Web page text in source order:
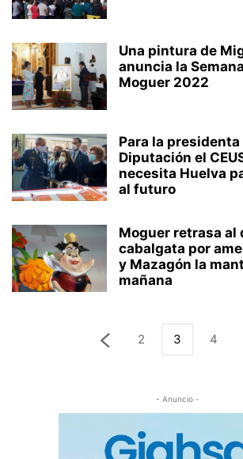
Una pintura de
anuncia la
Moguer 2022
Para la presidenta
Diputación el
necesita Huelva
al futuro
Moguer retrasa al
cabalgata por
y Mazagón la
mañana
2 3 4
- Anuncio -